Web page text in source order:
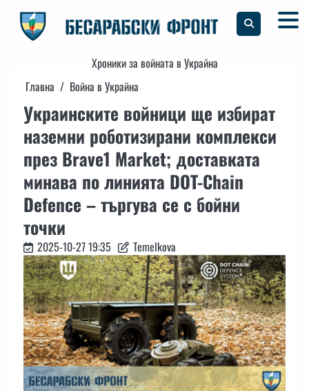
content
Хроники за войната в Украйна
Главна
Война в Украйна
Украинските войници ще избират
наземни роботизирани комплекси
през Brave1 Market; доставката
минава по линията DOT-Chain
Defence – търгува се с бойни
точки
2025-10-27 19:35 Temelkova